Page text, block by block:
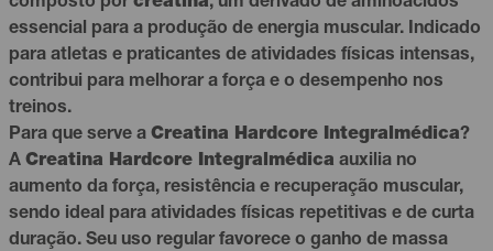
essencial para a produção de energia muscular. Indicado
para atletas e praticantes de atividades físicas intensas,
contribui para melhorar a força e o desempenho nos
treinos.
Para que serve a Creatina Hardcore Integralmédica?
A Creatina Hardcore Integralmédica auxilia no
aumento da força, resistência e recuperação muscular,
sendo ideal para atividades físicas repetitivas e de curta
duração. Seu uso regular favorece o ganho de massa